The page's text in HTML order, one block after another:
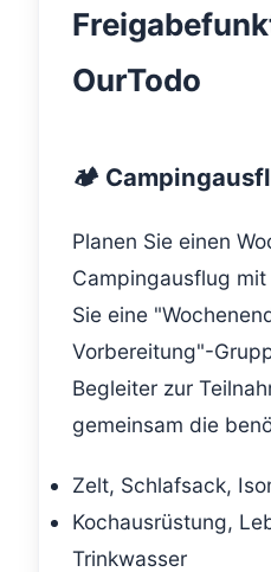
OurTodo
🏕️
Planen Sie einen
Campingausflug mit
Sie eine
Vorbereitung"-
Begleiter zur
gemeinsam die
Zelt, Schlafsack,
Kochausrüstung,
Trinkwasser